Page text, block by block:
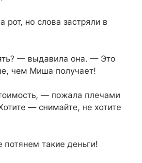
рот, но слова застряли в
— выдавила она. — Это
чем Миша получает!
— пожала плечами
— снимайте, не хотите
такие деньги!